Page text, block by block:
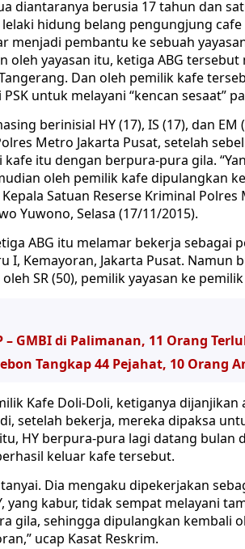
diantaranya berusia 17 tahun dan
lelaki hidung belang pengungjung
menjadi pembantu ke sebuah
oleh yayasan itu, ketiga ABG
Dan oleh pemilik kafe
untuk melayani “kencan sesaat”
berinisial HY (17), IS (17), dan
Metro Jakarta Pusat, setelah
itu dengan berpura-pura gila.
oleh pemilik kafe dipulangkan
Satuan Reserse Kriminal
Yuwono, Selasa (17/11/2015).
ABG itu melamar bekerja sebagai
I, Kemayoran, Jakarta Pusat. Namun
SR (50), pemilik yayasan ke
– GMBI di Palimanan, 11 Orang
Tangkap 44 Pejahat, 10 Orang
Kafe Doli-Doli, ketiganya
setelah bekerja, mereka dipaksa
HY berpura-pura lagi datang bulan
keluar kafe tersebut.
Dia mengaku dipekerjakan
yang kabur, tidak sempat melayani
gila, sehingga dipulangkan kembali
ucap Kasat Reskrim.